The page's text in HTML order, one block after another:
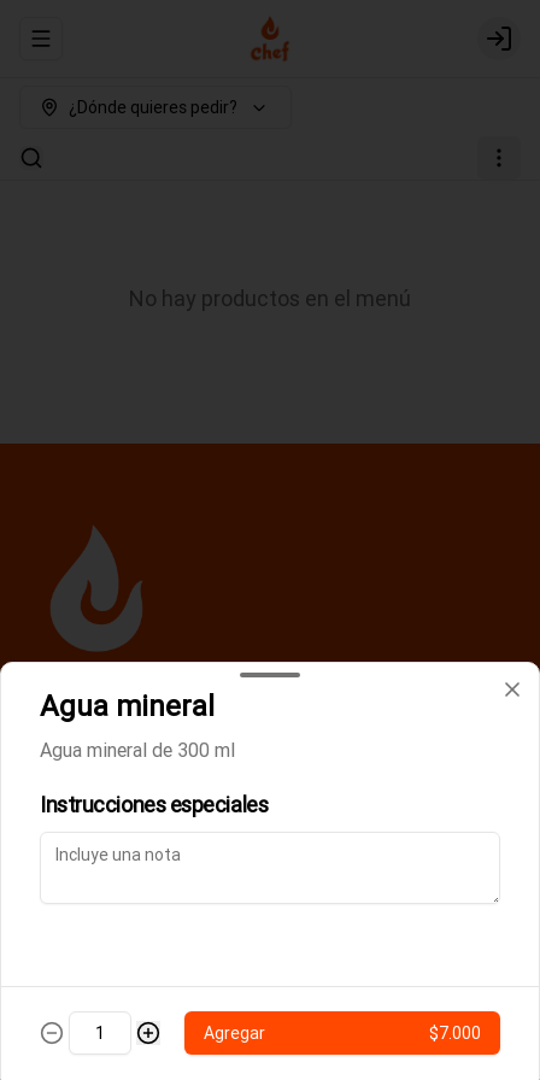
Abrir menu de navegación Login
¿Dónde quieres pedir?
No hay productos en el menú
Términos y condiciones
Mi cuenta
Iniciar sesión
Agua mineral
Agua mineral de 300 ml
Instrucciones especiales
Agregar $7.000